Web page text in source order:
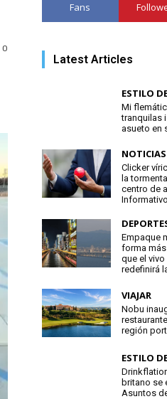
0
Fans
Latest Articles
ESTILO
Mi
tranquilas
asueto en
Clicker
la
centro de
Empaque
forma
que el vivo
redefinirá
VIAJAR
Nobu
región
ESTILO
britano se
Asuntos